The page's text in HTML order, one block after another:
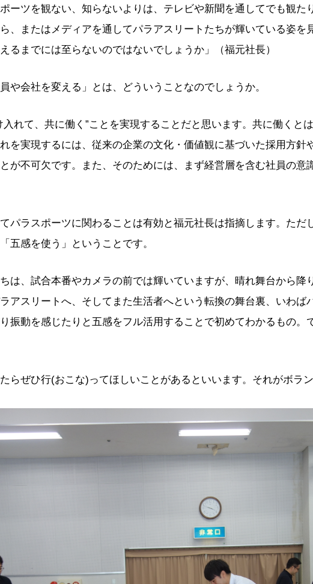
ポーツを観ない、知らないよりは、テレビや新聞を通してでも観た
、またはメディアを通してパラアスリートたちが輝いている姿を
るまでには至らないのではないでしょうか」（福元社長）
や会社を変える」とは、どういうことなのでしょうか。
入れて、共に働く”ことを実現することだと思います。共に働くと
を実現するには、従来の企業の文化・価値観に基づいた採用方針
が不可欠です。また、そのためには、まず経営層を含む社員の意
パラスポーツに関わることは有効と福元社長は指摘します。ただ
五感を使う」ということです。
ちは、試合本番やカメラの前では輝いていますが、晴れ舞台から降
アスリートへ、そしてまた生活者へという転換の舞台裏、いわば
振動を感じたりと五感をフル活用することで初めてわかるもの。
らぜひ行(おこな)ってほしいことがあるといいます。それがボラン